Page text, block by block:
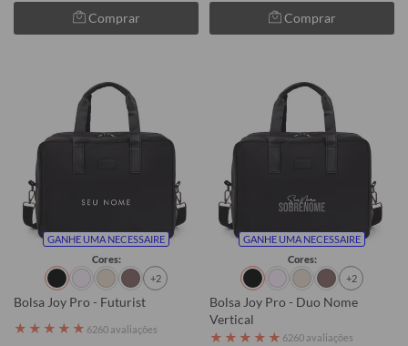
Comprar Comprar
GANHE UMA NECESSAIRE
Cores:
+2
Bolsa Joy Pro - Futurist
★ ★ ★ ★ ★ 6260 avaliações
GANHE UMA NECESSAIRE
Cores:
+2
Bolsa Joy Pro - Duo Nome
Vertical
★ ★ ★ ★ ★ 6260 avaliações